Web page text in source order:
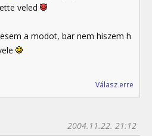
veled
a modot, bar nem hiszem h
Válasz erre
2004.11.22. 21:12